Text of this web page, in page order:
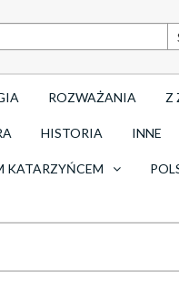
ROZWAŻANIA Z
HISTORIA INNE
KATARZYŃCEM